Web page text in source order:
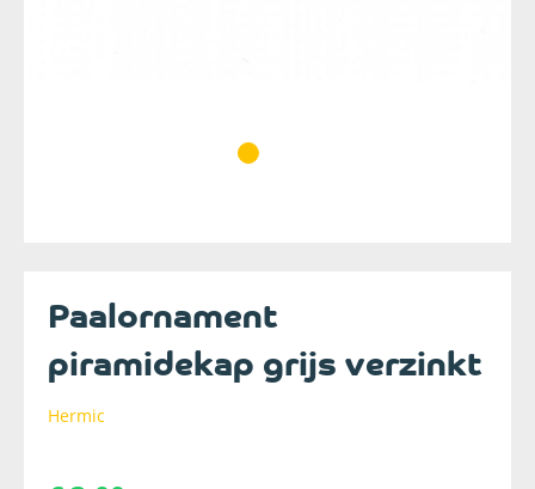
Paalornament
piramidekap grijs verzinkt
Hermic